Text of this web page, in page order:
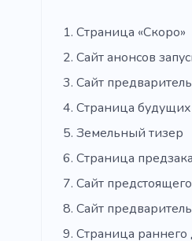
Страница «Скоро»
Сайт анонсов
Сайт
Страница
Земельный тизер
Страница
Сайт
Сайт
Страница раннего